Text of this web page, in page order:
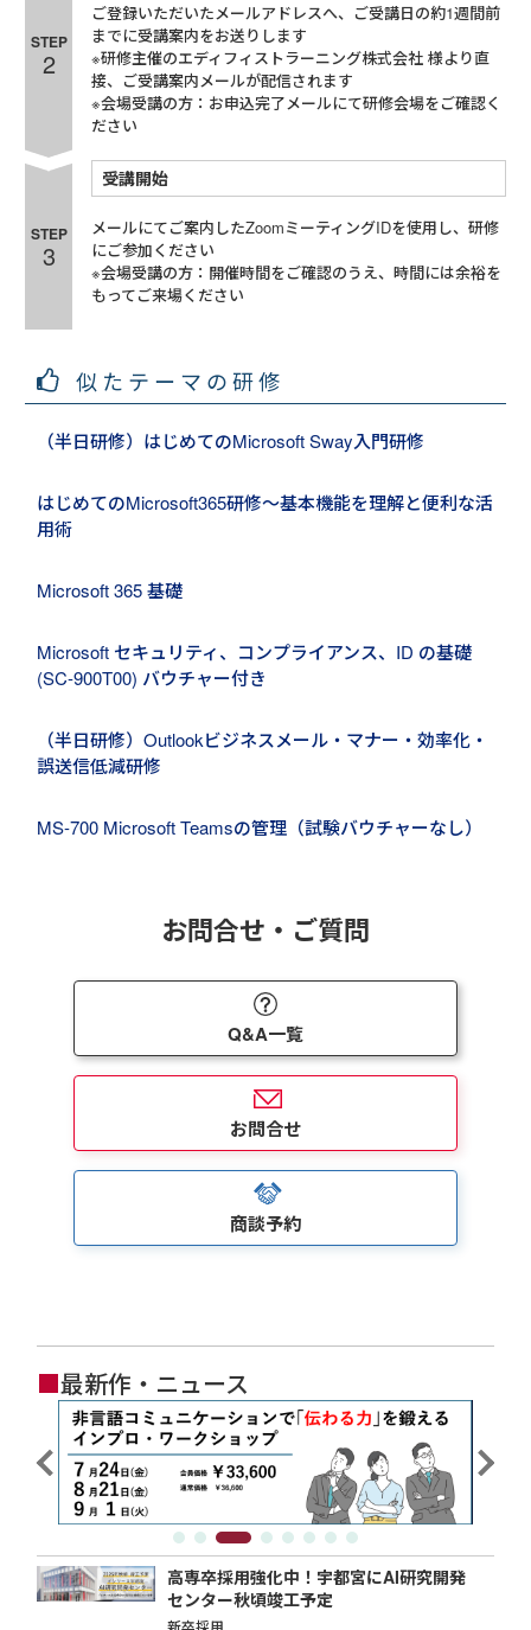
STEP
2
ご登録いただいたメールアドレスへ、ご受講日の約1週間前
までに受講案内をお送りします
※研修主催のエディフィストラーニング株式会社 様より直
接、ご受講案内メールが配信されます
※会場受講の方：お申込完了メールにて研修会場をご確認く
ださい
STEP
3
受講開始
メールにてご案内したZoomミーティングIDを使用し、研修
にご参加ください
※会場受講の方：開催時間をご確認のうえ、時間には余裕を
もってご来場ください
似たテーマの研修
（半日研修）はじめてのMicrosoft Sway入門研修
はじめてのMicrosoft365研修～基本機能を理解と便利な活
用術
Microsoft 365 基礎
Microsoft セキュリティ、コンプライアンス、ID の基礎
(SC-900T00) バウチャー付き
（半日研修）Outlookビジネスメール・マナー・効率化・
誤送信低減研修
MS-700 Microsoft Teamsの管理（試験バウチャーなし）
お問合せ・ご質問
Q&A一覧
お問合せ
商談予約
■最新作・ニュース
高専卒採用強化中！宇都宮にAI研究開発
センター秋頃竣工予定
新卒採用